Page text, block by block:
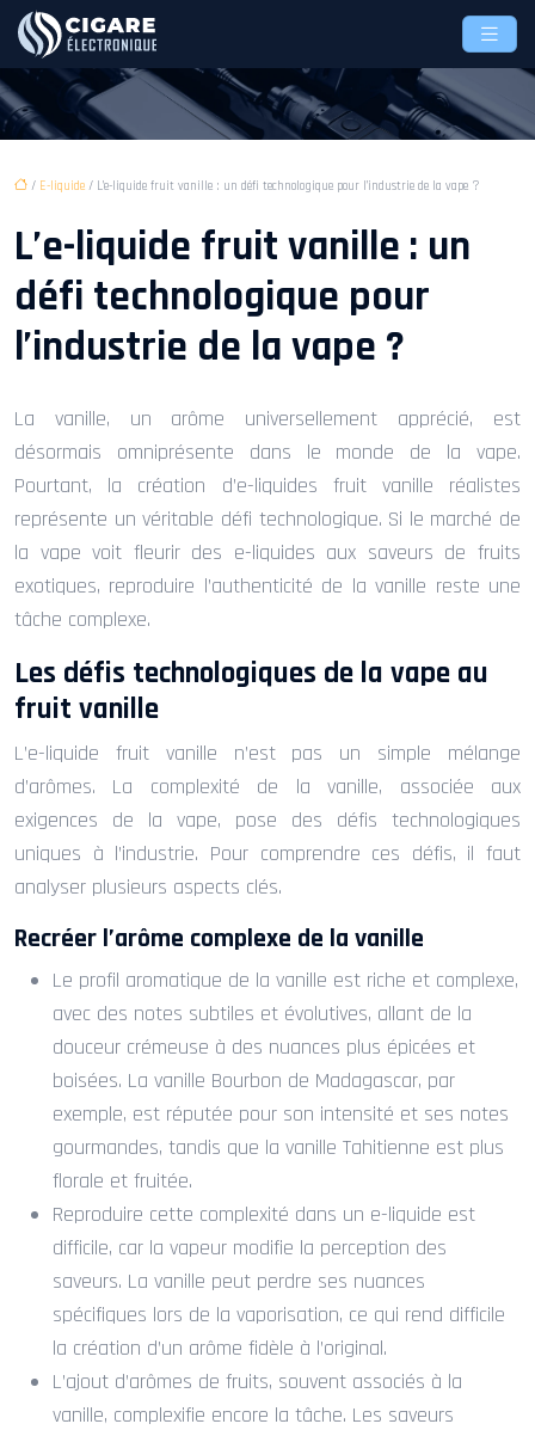
/ E-liquide / L’e-liquide fruit vanille : un défi technologique pour l’industrie de la vape ?
L’e-liquide fruit vanille : un
défi technologique pour
l’industrie de la vape ?
La vanille, un arôme universellement apprécié, est
désormais omniprésente dans le monde de la vape.
Pourtant, la création d’e-liquides fruit vanille réalistes
représente un véritable défi technologique. Si le marché de
la vape voit fleurir des e-liquides aux saveurs de fruits
exotiques, reproduire l’authenticité de la vanille reste une
tâche complexe.
Les défis technologiques de la vape au
fruit vanille
L’e-liquide fruit vanille n’est pas un simple mélange
d’arômes. La complexité de la vanille, associée aux
exigences de la vape, pose des défis technologiques
uniques à l’industrie. Pour comprendre ces défis, il faut
analyser plusieurs aspects clés.
Recréer l’arôme complexe de la vanille
Le profil aromatique de la vanille est riche et complexe,
avec des notes subtiles et évolutives, allant de la
douceur crémeuse à des nuances plus épicées et
boisées. La vanille Bourbon de Madagascar, par
exemple, est réputée pour son intensité et ses notes
gourmandes, tandis que la vanille Tahitienne est plus
florale et fruitée.
Reproduire cette complexité dans un e-liquide est
difficile, car la vapeur modifie la perception des
saveurs. La vanille peut perdre ses nuances
spécifiques lors de la vaporisation, ce qui rend difficile
la création d’un arôme fidèle à l’original.
L’ajout d’arômes de fruits, souvent associés à la
vanille, complexifie encore la tâche. Les saveurs